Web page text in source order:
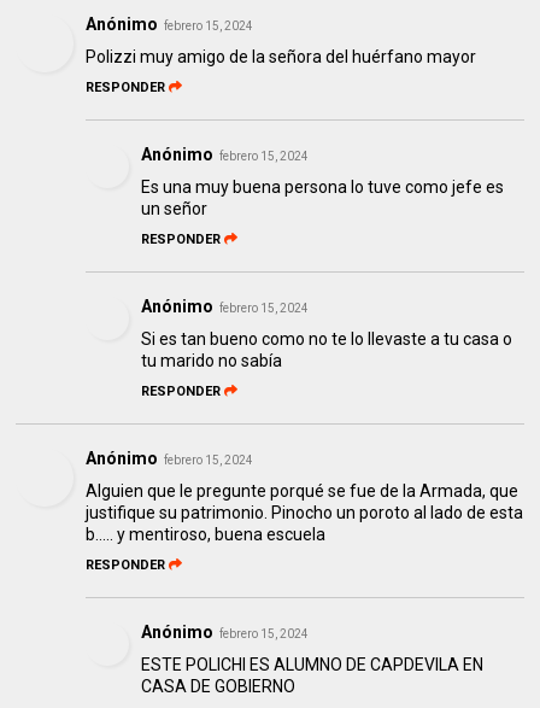
Anónimo febrero 15, 2024
Polizzi muy amigo de la señora del huérfano mayor
RESPONDER
Anónimo febrero 15, 2024
Es una muy buena persona lo tuve como jefe es
un señor
RESPONDER
Anónimo febrero 15, 2024
Si es tan bueno como no te lo llevaste a tu casa o
tu marido no sabía
RESPONDER
Anónimo febrero 15, 2024
Alguien que le pregunte porqué se fue de la Armada, que
justifique su patrimonio. Pinocho un poroto al lado de esta
b..... y mentiroso, buena escuela
RESPONDER
Anónimo febrero 15, 2024
ESTE POLICHI ES ALUMNO DE CAPDEVILA EN
CASA DE GOBIERNO